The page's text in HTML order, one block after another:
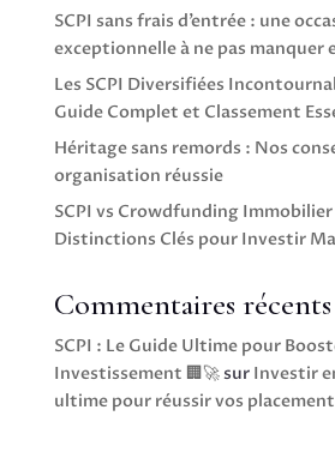
SCPI sans frais d’entrée : une
exceptionnelle à ne pas manquer
Les SCPI Diversifiées
Guide Complet et Classement
Héritage sans remords : Nos
organisation réussie
SCPI vs Crowdfunding
Distinctions Clés pour Investir
Commentaires récents
SCPI : Le Guide Ultime pour
Investissement 🏢🚀sur Investir
ultime pour réussir vos